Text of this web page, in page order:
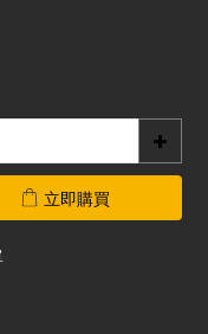
立即購買